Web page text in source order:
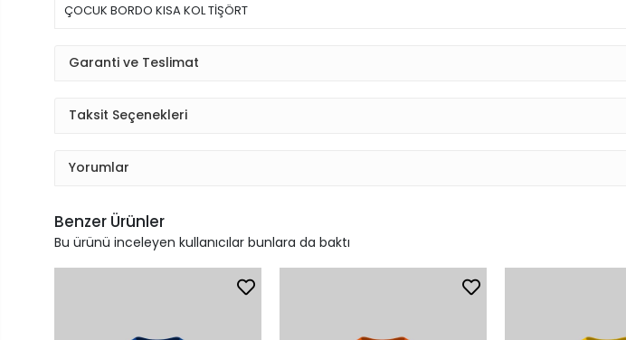
ÇOCUK BORDO KISA KOL TİŞÖRT
Garanti ve Teslimat
Taksit Seçenekleri
Yorumlar
Benzer Ürünler
Bu ürünü inceleyen kullanıcılar bunlara da baktı